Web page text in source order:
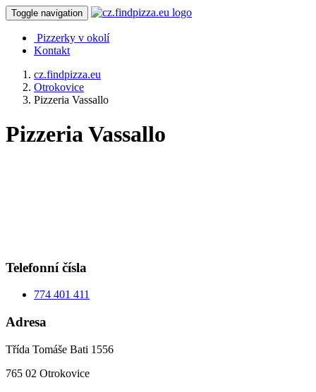
Toggle navigation
Pizzerky v okolí
Kontakt
cz.findpizza.eu
Otrokovice
Pizzeria Vassallo
Pizzeria Vassallo
Telefonní čísla
774 401 411
Adresa
Třída Tomáše Bati 1556
765 02 Otrokovice